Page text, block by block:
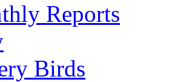
Reports
Birds